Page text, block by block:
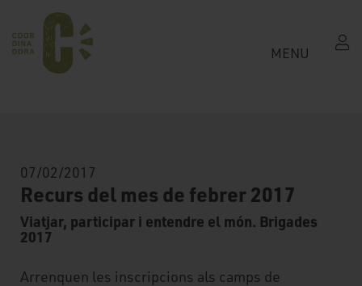
MENU
07/02/2017
Recurs del mes de febrer 2017
Viatjar, participar i entendre el món. Brigades
2017
Arrenquen les inscripcions als camps de